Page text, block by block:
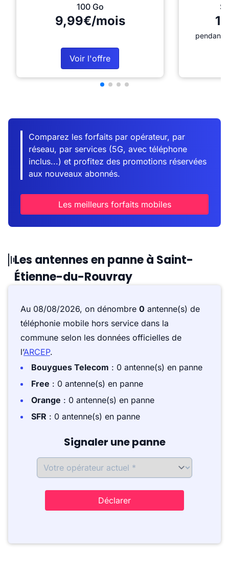
100 Go
9,99€/mois
Voir l'offre
pendant
Comparez les forfaits par opérateur, par
réseau, par services (5G, avec téléphone
inclus...) et profitez des promotions réservées
aux nouveaux abonnés.
Les meilleurs forfaits mobiles
Les antennes en panne à Saint-
Étienne-du-Rouvray
Au 08/08/2026, on dénombre 0 antenne(s) de
téléphonie mobile hors service dans la
commune selon les données officielles de
l’ARCEP.
Bouygues Telecom : 0 antenne(s) en panne
Free : 0 antenne(s) en panne
Orange : 0 antenne(s) en panne
SFR : 0 antenne(s) en panne
Signaler une panne
Déclarer